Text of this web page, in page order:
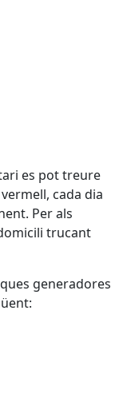
es pot treure
cada dia
Per als
trucant
generadores